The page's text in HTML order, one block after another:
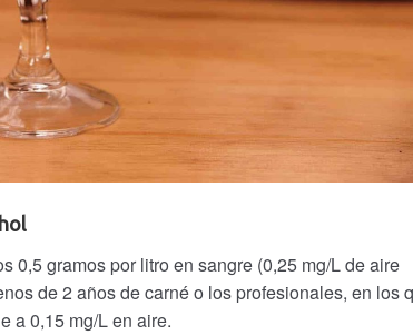
0,5 gramos por litro en sangre (0,25 mg/L de aire
de 2 años de carné o los profesionales, en los
a 0,15 mg/L en aire.